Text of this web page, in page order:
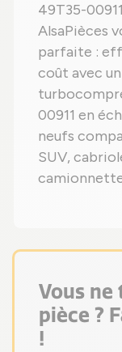
49T35-
AlsaPièces
parfaite :
coût avec
00911 en
neufs
SUV,
Vous ne
pièce ?
!